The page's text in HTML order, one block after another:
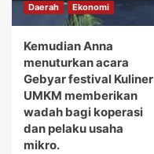
Daerah Ekonomi
Kemudian Anna
menuturkan acara
Gebyar festival Kuliner
UMKM memberikan
wadah bagi koperasi
dan pelaku usaha
mikro.